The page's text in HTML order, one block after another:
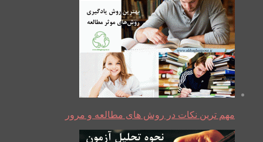
مهم ترین نکات در روش های مطالعه و مرور